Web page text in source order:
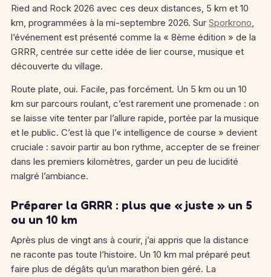
Ried and Rock 2026 avec ces deux distances, 5 km et 10
km, programmées à la mi-septembre 2026. Sur Sporkrono,
l’événement est présenté comme la « 8ème édition » de la
GRRR, centrée sur cette idée de lier course, musique et
découverte du village.
Route plate, oui. Facile, pas forcément. Un 5 km ou un 10
km sur parcours roulant, c’est rarement une promenade : on
se laisse vite tenter par l’allure rapide, portée par la musique
et le public. C’est là que l’« intelligence de course » devient
cruciale : savoir partir au bon rythme, accepter de se freiner
dans les premiers kilomètres, garder un peu de lucidité
malgré l’ambiance.
Préparer la GRRR : plus que « juste » un 5
ou un 10 km
Après plus de vingt ans à courir, j’ai appris que la distance
ne raconte pas toute l’histoire. Un 10 km mal préparé peut
faire plus de dégâts qu’un marathon bien géré. La